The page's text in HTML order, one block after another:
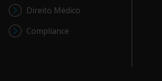
Direito Médico
Compliance